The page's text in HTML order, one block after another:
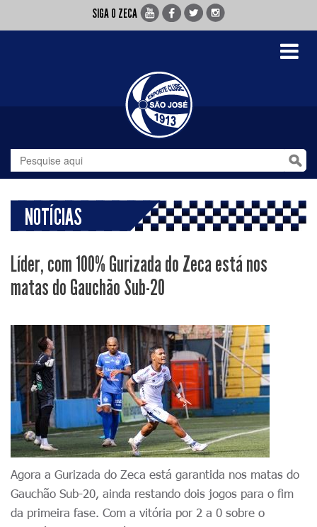
SIGA O ZECA
Toggle
NOTÍCIAS
Líder, com 100% Gurizada do Zeca está nos
matas do Gauchão Sub-20
Agora a Gurizada do Zeca está garantida nos matas do
Gauchão Sub-20, ainda restando dois jogos para o fim
da primeira fase. Com a vitória por 2 a 0 sobre o